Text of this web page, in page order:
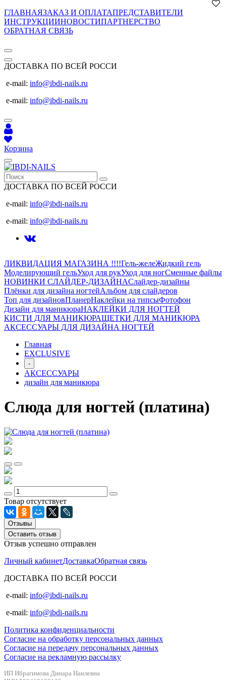
ГЛАВНАЯЗАКАЗ И ОПЛАТАПРЕДСТАВИТЕЛИ
ИНСТРУКЦИИНОВОСТИПАРТНЕРСТВО
ОБРАТНАЯ СВЯЗЬ
ДОСТАВКА ПО ВСЕЙ РОССИ
e-mail: info@ibdi-nails.ru
e-mail: info@ibdi-nails.ru
Корзина
ДОСТАВКА ПО ВСЕЙ РОССИ
e-mail: info@ibdi-nails.ru
e-mail: info@ibdi-nails.ru
ЛИКВИДАЦИЯ МАГАЗИНА !!!!Гель-желеЖидкий гель
Моделирующий гельУход для рукУход для ногСменные файлы
НОВИНКИ СЛАЙДЕР-ДИЗАЙНАСлайдер-дизайны
Плёнки для дизайна ногтейАльбом для слайдеров
Топ для дизайновПланерНаклейки на типсыФотофон
Дизайн для маникюраНАКЛЕЙКИ ДЛЯ НОГТЕЙ
КИСТИ ДЛЯ МАНИКЮРАЩЕТКИ ДЛЯ МАНИКЮРА
АКСЕССУАРЫ ДЛЯ ДИЗАЙНА НОГТЕЙ
Главная
EXCLUSIVE
-
АКСЕССУАРЫ
дизайн для маникюра
Слюда для ногтей (платина)
Товар отсутствует
Отзывы
Оставить отзыв
Отзыв успешно отправлен
Личный кабинетДоставкаОбратная связь
ДОСТАВКА ПО ВСЕЙ РОССИ
e-mail: info@ibdi-nails.ru
e-mail: info@ibdi-nails.ru
Политика конфиденциальности
Согласие на обработку персональных данных
Согласие на передачу персональных данных
Согласие на рекламную рассылку
ИП Ибрагимова Динара Наилевна